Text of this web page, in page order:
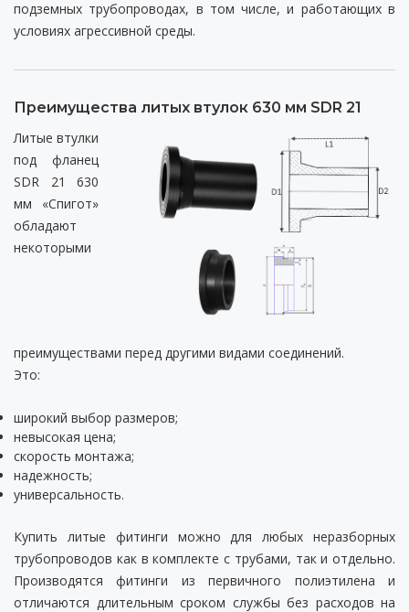
подземных трубопроводах, в том числе, и работающих в
условиях агрессивной среды.
Преимущества литых втулок 630 мм SDR 21
Литые втулки
под фланец
SDR 21 630
мм «Спигот»
обладают
некоторыми
преимуществами перед другими видами соединений.
Это:
широкий выбор размеров;
невысокая цена;
скорость монтажа;
надежность;
универсальность.
Купить литые фитинги можно для любых неразборных
трубопроводов как в комплекте с трубами, так и отдельно.
Производятся фитинги из первичного полиэтилена и
отличаются длительным сроком службы без расходов на